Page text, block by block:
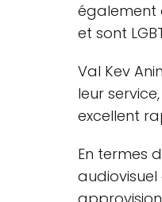
également
et sont
Val Kev
leur
excellent
En termes